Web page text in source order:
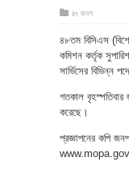
in জবস
৪৮তম বিসিএস
কমিশন কর্তৃক
সার্ভিসের বিভিন্ন
গতকাল বৃহস্পতিবার
করেছে।
প্রজ্ঞাপনের কপি